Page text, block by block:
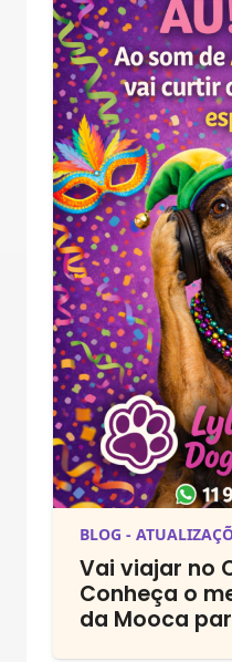
BLOG -
Vai viajar no
Conheça o
da Mooca